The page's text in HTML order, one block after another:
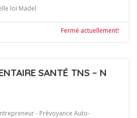
loi Madel
Fermé actuellement!
SANTÉ TNS – N
- Prévoyance Auto-